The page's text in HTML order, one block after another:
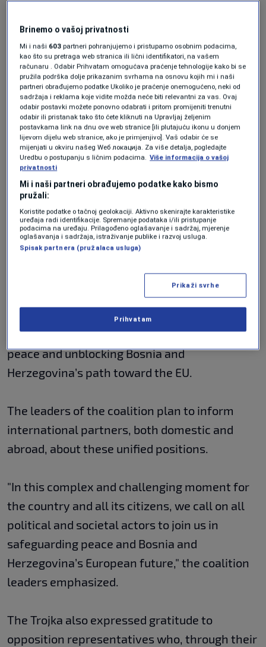
unconstitutional activities of the Alliance of
Independent Social Democrats (SNSD), led by
Milorad Dodik, which they claimed undermined
peace and security in Bosnia and Herzegovina
and the region. Furthermore, it was noted that
the SNSD’s actions to block the country’s
European path violated coalition agreements.
These agreements primarily focused on
adopting EU-aligned laws and decisions that
represent significant steps forward in the
integration process for the benefit of all
citizens of BiH.
In response, the Trojka leadership has
decided to call on party bodies to terminate
the coalition agreement with the SNSD
stated that this move is aimed at protecting
peace and unblocking Bosnia and
Herzegovina’s path toward the EU.
The leaders of the coalition plan to inform
international partners, both domestic and
abroad, about these unified positions.
"In this complex and challenging moment for
the country and all its citizens, we call on all
political and societal actors to join us in
safeguarding peace and Bosnia and
Herzegovina’s European future," the coalition
leaders emphasized.
The Trojka also expressed gratitude to
opposition representatives who, through their
Brinemo o vašoj privatnosti
Mi i naši 603 partneri pohranjujemo i pristupamo osobnim podacima,
kao što su pretraga web stranica ili lični identifikatori, na vašem
računaru . Odabir Prihvatam omogućava praćenje tehnologije kako bi se
pružila podrška dolje prikazanim svrhama na osnovu kojih mi i naši
partneri obrađujemo podatke Ukoliko je praćenje onemogućeno, neki od
sadržaja i reklama koje vidite možda neće biti relevantni za vas. Ovaj
odabir postavki možete ponovno odabrati i pritom promijeniti trenutni
odabir ili pristanak tako što ćete kliknuti na Upravljaj željenim
postavkama link na dnu ove web stranice [ili plutajuću ikonu u donjem
lijevom dijelu web stranice, ako je primjenjivo]. Vaš odabir će se
mijenjati u okviru našeg Wеб локација. Za više detalja, pogledajte
Uredbu o postupanju s ličnim podacima. Više informacija o vašoj
privatnosti
Mi i naši partneri obrađujemo podatke kako bismo
pružali:
Koristite podatke o tačnoj geolokaciji. Aktivno skenirajte karakteristike
uređaja radi identifikacije. Spremanje podataka i/ili pristupanje
podacima na uređaju. Prilagođeno oglašavanje i sadržaj, mjerenje
oglašavanja i sadržaja, istraživanje publike i razvoj usluga.
Spisak partnera (pružalaca usluga)
Prikaži svrhe
Prihvatam